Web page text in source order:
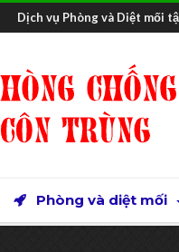
Dịch vụ Phòng và Diệt mối
Phòng và diệt mối